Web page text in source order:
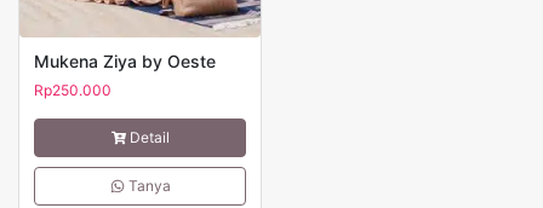
Mukena Ziya by Oeste
Rp250.000
Detail
Tanya